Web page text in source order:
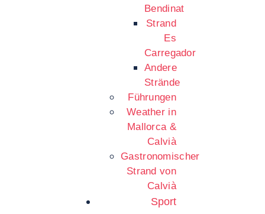
Bendinat
Strand
Es
Carregador
Andere
Strände
Führungen
Weather in
Mallorca &
Calvià
Gastronomischer
Strand von
Calvià
Sport